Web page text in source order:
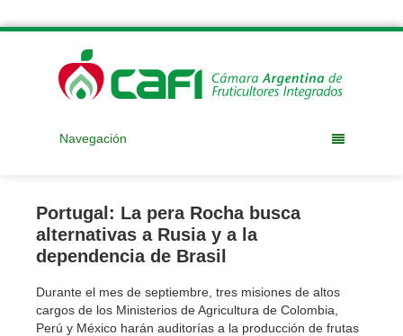
Navegación
Portugal: La pera Rocha busca
alternativas a Rusia y a la
dependencia de Brasil
Durante el mes de septiembre, tres misiones de altos
cargos de los Ministerios de Agricultura de Colombia,
Perú y México harán auditorías a la producción de frutas